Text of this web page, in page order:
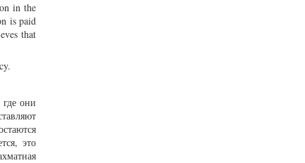
in the
is paid
that
они
это